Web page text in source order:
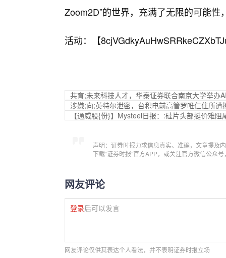
Zoom2D”的世界，充满了无限的可能
活动：【
共育;未来科技人才，华泰证券联合南京大学举办
涉嫌;向;英特尔泄密，台积电前高管罗唯仁住所遭
【通威股{份}】Mysteel日报：:硅片头部挺价难
声明：证券时报力求信息真实、准确，文章提及
下载“证券时报”官方APP，或关注官方微信公众
网友评论
登录后可以发言
网友评论仅供其表达个人看法，并不表明证券时报立场